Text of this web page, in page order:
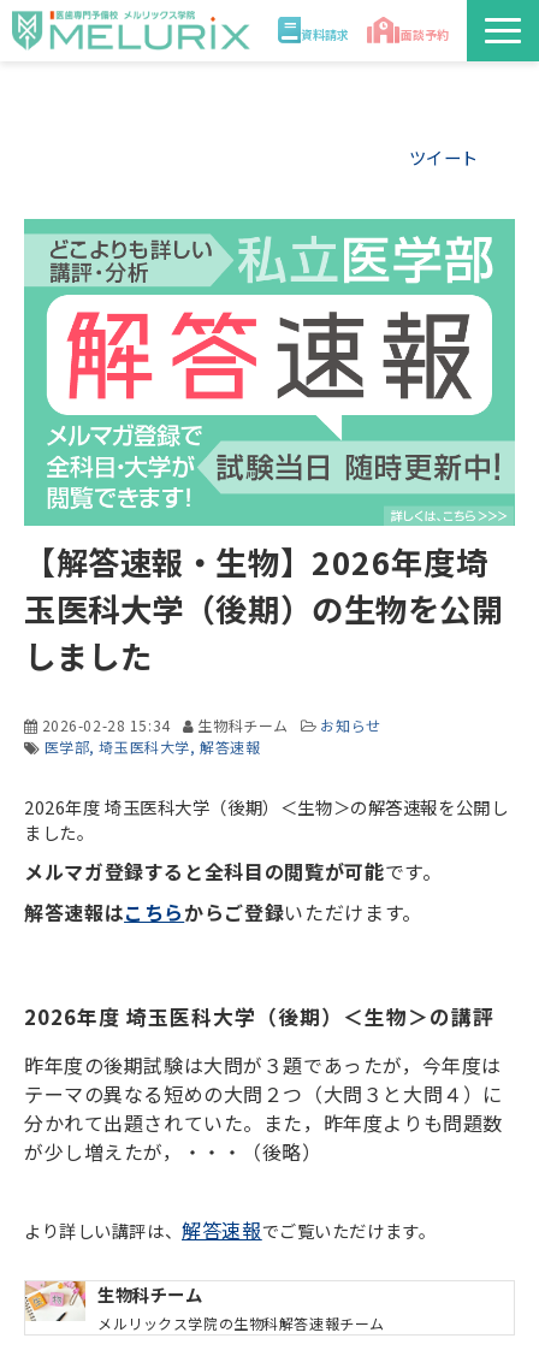
資料請求 面談予約
入学案内
合格実績・合格体験記
医学部解答速報2026
ツイート
【解答速報・生物】2026年度埼
玉医科大学（後期）の生物を公開
しました
2026-02-28 15:34 生物科チーム
お知らせ
医学部 埼玉医科大学 解答速報
2026年度 埼玉医科大学（後期）＜生物＞の解答速報を公開し
ました。
メルマガ登録すると全科目の閲覧が可能です。
解答速報はこちらからご登録いただけます。
2026年度 埼玉医科大学（後期）＜生物＞の講評
昨年度の後期試験は大問が３題であったが，今年度は
テーマの異なる短めの大問２つ（大問３と大問４）に
分かれて出題されていた。また，昨年度よりも問題数
が少し増えたが，・・・（後略）
より詳しい講評は、解答速報でご覧いただけます。
生物科チーム
メルリックス学院の生物科解答速報チーム